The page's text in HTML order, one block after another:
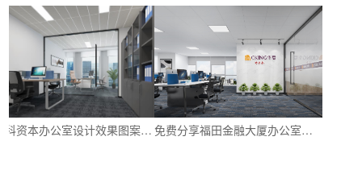
华科资本办公室设计效果图案例：创意与实用性的完美结合 免费分享福田金融大厦办公室设计效果参考图-文丰装饰公司